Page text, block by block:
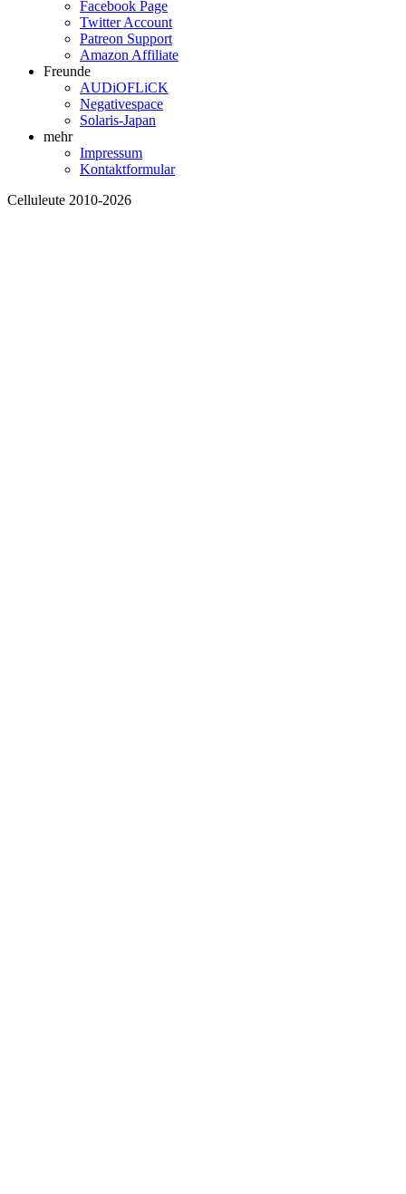
Facebook Page
Twitter Account
Patreon Support
Amazon Affiliate
Freunde
AUDiOFLiCK
Negativespace
Solaris-Japan
mehr
Impressum
Kontaktformular
Celluleute 2010-2026